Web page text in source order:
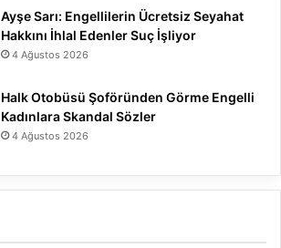
Ayşe Sarı: Engellilerin Ücretsiz Seyahat
Hakkını İhlal Edenler Suç İşliyor
4 Ağustos 2026
Halk Otobüsü Şoföründen Görme Engelli
Kadınlara Skandal Sözler
4 Ağustos 2026